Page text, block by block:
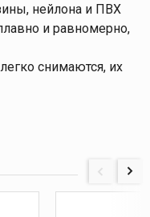
нейлона и ПВХ
и равномерно,
снимаются, их